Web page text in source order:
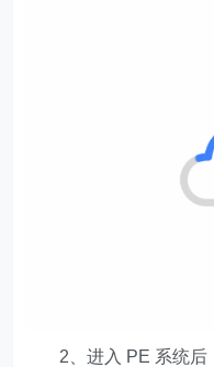
2、进入 PE 系统后